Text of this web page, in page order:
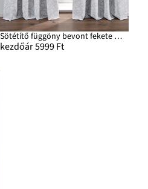
Sötétítő függöny bevont fekete hátoldallal, extra hosszú méretben is (1 db)
kezdőár 5999 Ft